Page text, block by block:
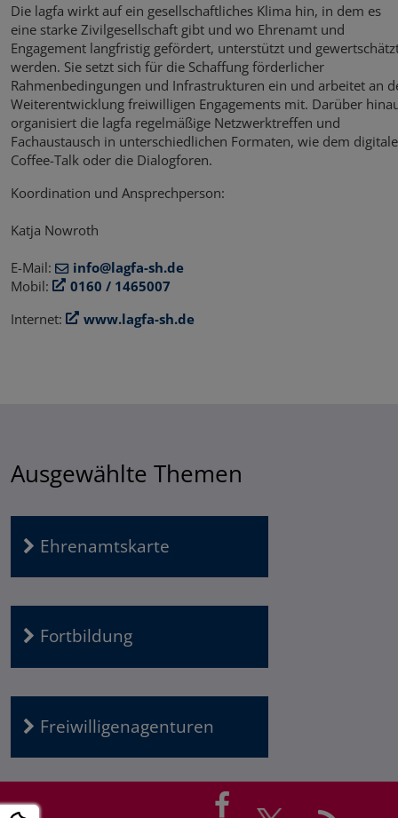
Die lagfa wirkt auf ein gesellschaftliches Klima hin, in dem es
eine starke Zivilgesellschaft gibt und wo Ehrenamt und
Engagement langfristig gefördert, unterstützt und
werden. Sie setzt sich für die Schaffung förderlicher
Rahmenbedingungen und Infrastrukturen ein und arbeitet an
Weiterentwicklung freiwilligen Engagements mit. Darüber
organisiert die lagfa regelmäßige Netzwerktreffen und
Fachaustausch in unterschiedlichen Formaten, wie dem
Coffee-Talk oder die Dialogforen.
Koordination und Ansprechperson:
Katja Nowroth
E-Mail:
info@lagfa-sh.de
Mobil:
0160 / 1465007
Internet:
www.lagfa-sh.de
Ausgewählte Themen
Ehrenamtskarte
Fortbildung
Freiwilligenagenturen